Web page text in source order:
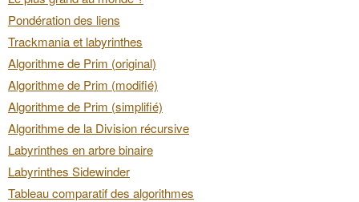
Pondération des liens
Trackmania et labyrinthes
Algorithme de Prim (original)
Algorithme de Prim (modifié)
Algorithme de Prim (simplifié)
Algorithme de la Division récursive
Labyrinthes en arbre binaire
Labyrinthes Sidewinder
Tableau comparatif des algorithmes